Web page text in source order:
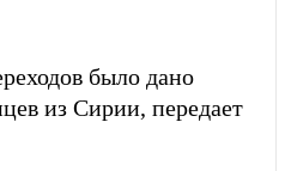
было дано
из Сирии, передает